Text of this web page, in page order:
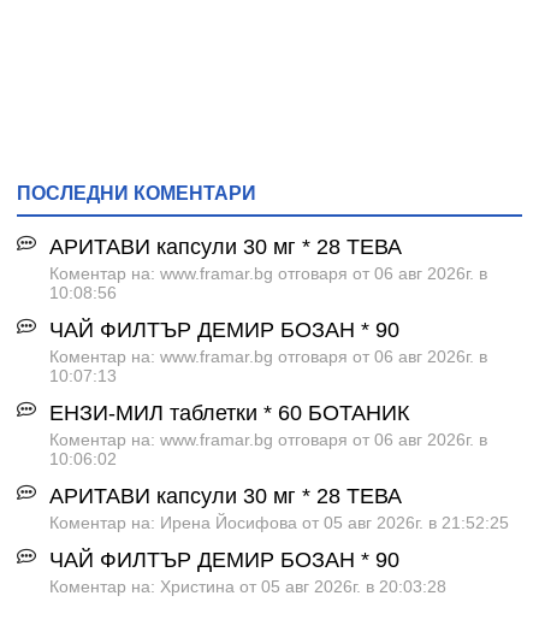
ПОСЛЕДНИ КОМЕНТАРИ
АРИТАВИ капсули 30 мг * 28 ТЕВА
Коментар на: www.framar.bg отговаря от 06 авг 2026г. в
10:08:56
ЧАЙ ФИЛТЪР ДЕМИР БОЗАН * 90
Коментар на: www.framar.bg отговаря от 06 авг 2026г. в
10:07:13
ЕНЗИ-МИЛ таблетки * 60 БОТАНИК
Коментар на: www.framar.bg отговаря от 06 авг 2026г. в
10:06:02
АРИТАВИ капсули 30 мг * 28 ТЕВА
Коментар на: Ирена Йосифова от 05 авг 2026г. в 21:52:25
ЧАЙ ФИЛТЪР ДЕМИР БОЗАН * 90
Коментар на: Христина от 05 авг 2026г. в 20:03:28